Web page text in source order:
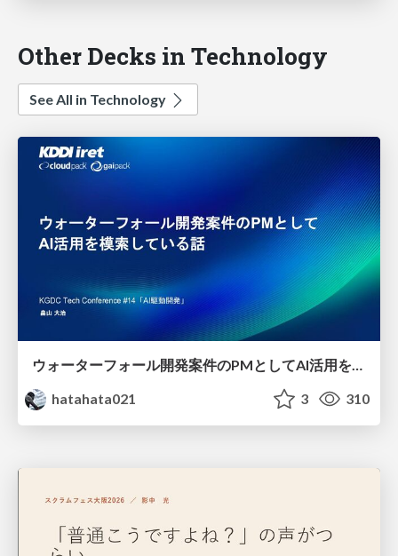
Other Decks in Technology
See All in Technology
hatahata021
3 310